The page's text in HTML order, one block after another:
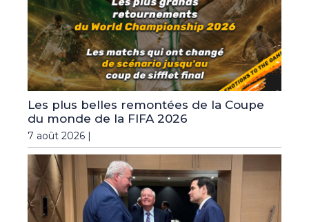
Les plus belles remontées de la Coupe
du monde de la FIFA 2026
7 août 2026 |